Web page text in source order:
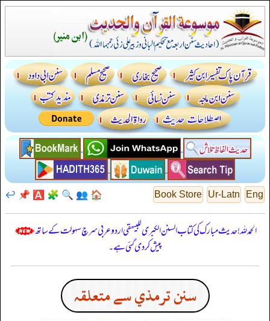
Eng
Ur-Latn
Book Store
🏠
👥
🔍
🧩
🅰️
📌
↩️
الحمدللہ! حدیث مبارک کی کتاب السنن الكبرى للبيهقي اردو عربی سرچ سہولت کے ساتھ
پیش کر دی گئی ہے۔
سنن ترمذي سے متعلقہ